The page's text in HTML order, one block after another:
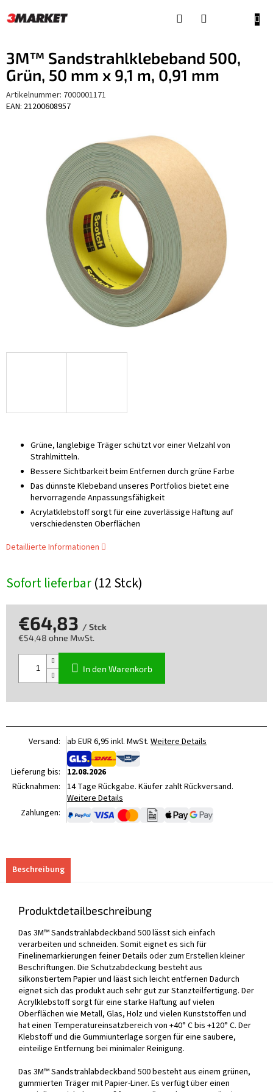
Inhalt
3M™ Sandstrahlklebeband 500,
Grün, 50 mm x 9,1 m, 0,91 mm
Artikelnummer: 7000001171
EAN: 21200608957
Sofort lieferbar(12 Stck)
Grüne, langlebige Träger schützt vor einer Vielzahl von
Strahlmitteln.
Bessere Sichtbarkeit beim Entfernen durch grüne Farbe
Das dünnste Klebeband unseres Portfolios bietet eine
hervorragende Anpassungsfähigkeit
Acrylatklebstoff sorgt für eine zuverlässige Haftung auf
verschiedensten Oberflächen
Detaillierte Informationen
€64,83 / Stck
€54,48 ohne MwSt.
In den Warenkorb
Versand: ab EUR 6,95 inkl. MwSt. Weitere Details
Lieferung bis:
12.08.2026
Rücknahmen: 14 Tage Rückgabe. Käufer zahlt Rückversand.
Weitere Details
Zahlungen:
Beschreibung
Produktdetailbeschreibung
Das 3M™ Sandstrahlabdeckband 500 lässt sich einfach
verarbeiten und schneiden. Somit eignet es sich für
Finelinemarkierungen feiner Details oder zum Erstellen kleiner
Beschriftungen. Die Schutzabdeckung besteht aus
silkonstiertem Papier und lääst sich leicht entfernen Dadurch
eignet sich das produkt auch sehr gut zur Stanzteilfertigung. Der
Acrylklebstoff sorgt für eine starke Haftung auf vielen
Oberflächen wie Metall, Glas, Holz und vielen Kunststoffen und
hat einen Temperatureinsatzbereich von +40° C bis +120° C. Der
Klebstoff und die Gummiunterlage sorgen für eine saubere,
einteilige Entfernung bei minimaler Reinigung.
Das 3M™ Sandstrahlabdeckband 500 besteht aus einem grünen,
gummierten Träger mit Papier-Liner. Es verfügt über einen